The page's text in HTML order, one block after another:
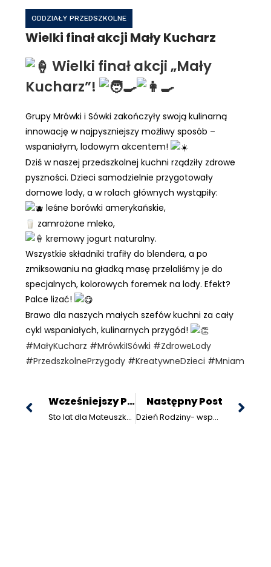
ODDZIAŁY PRZEDSZKOLNE
Wielki finał akcji Mały Kucharz
Wielki finał akcji „Mały
Kucharz”!
​Grupy Mrówki i Sówki zakończyły swoją kulinarną
innowację w najpyszniejszy możliwy sposób –
wspaniałym, lodowym akcentem!
​Dziś w naszej przedszkolnej kuchni rządziły zdrowe
pyszności. Dzieci samodzielnie przygotowały
domowe lody, a w rolach głównych wystąpiły:
leśne borówki amerykańskie,
zamrożone mleko,
kremowy jogurt naturalny.
​Wszystkie składniki trafiły do blendera, a po
zmiksowaniu na gładką masę przelaliśmy je do
specjalnych, kolorowych foremek na lody. Efekt?
Palce lizać!
​Brawo dla naszych małych szefów kuchni za cały
cykl wspaniałych, kulinarnych przygód!
#MałyKucharz #MrówkiISówki #ZdroweLody
#PrzedszkolnePrzygody #KreatywneDzieci #Mniam
Wcześniejszy Post
Sto lat dla Mateuszka i Franciszka
Następny Post
Dzień Rodziny- wspomnienia